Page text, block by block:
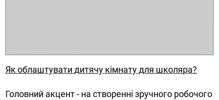
Як облаштувати дитячу кімнату для школяра?
Головний акцент - на створенні зручного робочого